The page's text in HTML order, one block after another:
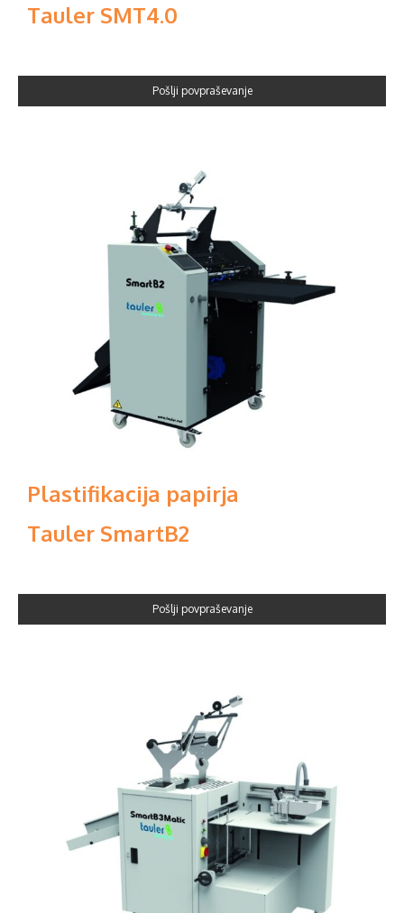
Tauler SMT4.0
Pošlji povpraševanje
Plastifikacija papirja
Tauler SmartB2
Pošlji povpraševanje